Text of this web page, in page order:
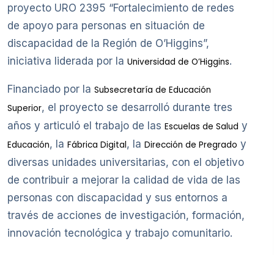
proyecto URO 2395 “Fortalecimiento de redes
de apoyo para personas en situación de
discapacidad de la Región de O’Higgins”,
iniciativa liderada por la Universidad de O’Higgins.
Financiado por la Subsecretaría de Educación
Superior, el proyecto se desarrolló durante tres
años y articuló el trabajo de las Escuelas de Salud y
Educación, la Fábrica Digital, la Dirección de Pregrado y
diversas unidades universitarias, con el objetivo
de contribuir a mejorar la calidad de vida de las
personas con discapacidad y sus entornos a
través de acciones de investigación, formación,
innovación tecnológica y trabajo comunitario.